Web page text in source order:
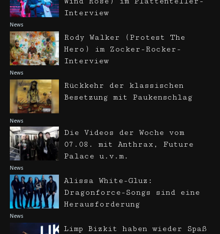
News
Interview
News
Rody Walker (Protest The
Hero) im Zocker-Rocker-
Interview
News
Rückkehr der klassischen
Besetzung mit Paukenschlag
News
Die Videos der Woche vom
07.08. mit Anthrax, Future
Palace u.v.m.
News
Alissa White-Gluz:
Dragonforce-Songs sind eine
Herausforderung
Limp Bizkit haben wieder Spaß